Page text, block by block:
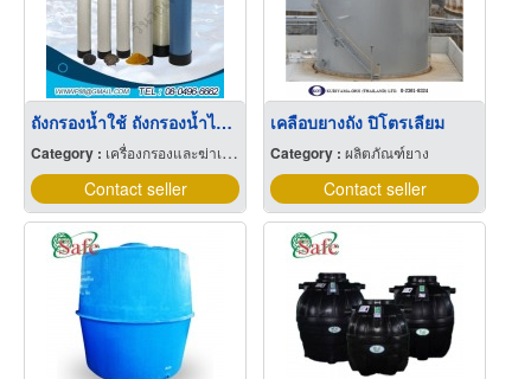
ถังกรองน้ำใช้ ถังกรองน้ำไฟเบอร์พร้อมติดตั้ง
Category : เครื่องกรองและฆ่าเชื้อโรคน้ำ
Contact seller
เคลือบยางถัง ปิโตรเลียม
Category :ผลิตภัณฑ์ยาง
Contact seller